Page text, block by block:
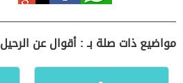
مواضيع ذات صلة بـ : أقوال عن الرحيل